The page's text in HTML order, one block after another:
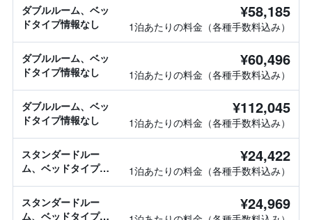
ダブルルーム、ベッ
ドタイプ情報なし
¥58,185
1泊あたりの料金（各種手数料込み）
ダブルルーム、ベッ
ドタイプ情報なし
¥60,496
1泊あたりの料金（各種手数料込み）
ダブルルーム、ベッ
ドタイプ情報なし
¥112,045
1泊あたりの料金（各種手数料込み）
スタンダードルー
ム、ベッドタイプ情
¥24,422
1泊あたりの料金（各種手数料込み）
スタンダードルー
ム、ベッドタイプ情
¥24,969